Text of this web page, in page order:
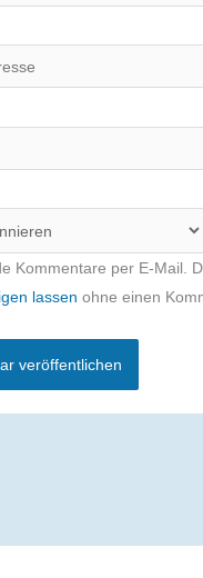
Kommentare per E-Mail.
lassen ohne einen